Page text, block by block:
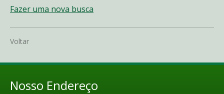
Fazer uma nova busca
Voltar
Nosso Endereço